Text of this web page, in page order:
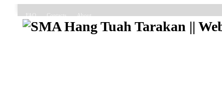
FAQ Contacts About